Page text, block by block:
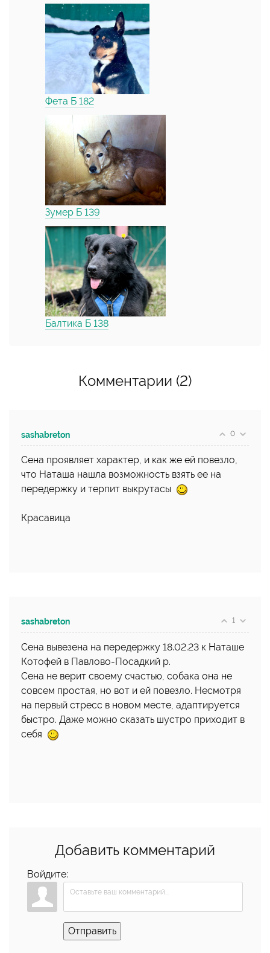
Фета Б 182
Зумер Б 139
Балтика Б 138
Комментарии (2)
0
sashabreton
Сена проявляет характер, и как же ей повезло,
что Наташа нашла возможность взять ее на
передержку и терпит выкрутасы
Красавица
1
sashabreton
Сена вывезена на передержку 18.02.23 к Наташе
Котофей в Павлово-Посадкий р.
Сена не верит своему счастью, собака она не
совсем простая, но вот и ей повезло. Несмотря
на первый стресс в новом месте, адаптируется
быстро. Даже можно сказать шустро приходит в
себя
Добавить комментарий
Войдите:
Отправить